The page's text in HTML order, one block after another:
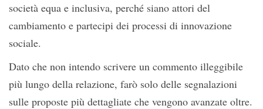
società equa e inclusiva, perché siano attori del
cambiamento e partecipi dei processi di innovazione
sociale.
Dato che non intendo scrivere un commento illeggibile
più lungo della relazione, farò solo delle segnalazioni
sulle proposte più dettagliate che vengono avanzate oltre.